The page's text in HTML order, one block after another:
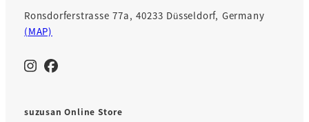
Ronsdorferstrasse 77a, 40233 Düsseldorf, Germany
(MAP)
suzusan Online Store